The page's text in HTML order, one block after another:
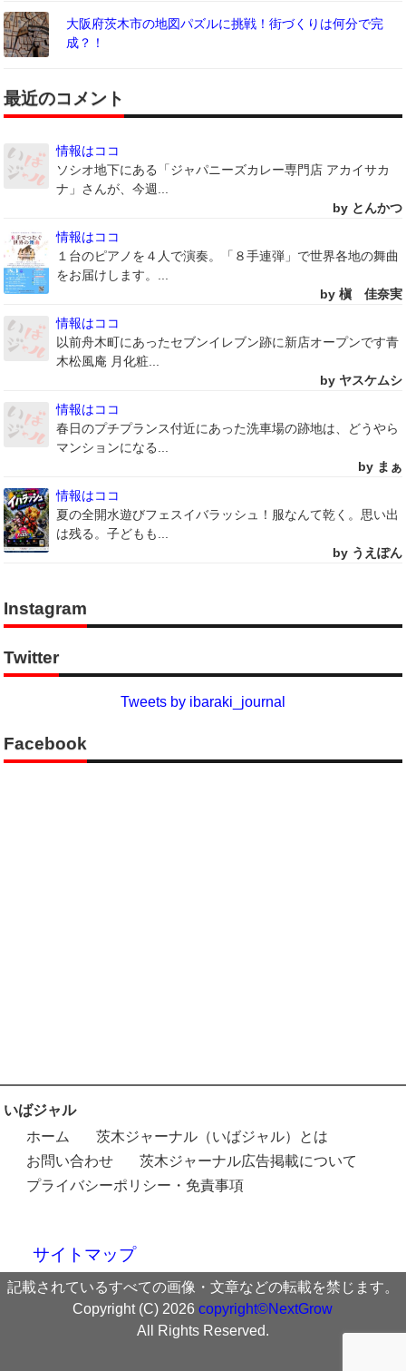
大阪府茨木市の地図パズルに挑戦！街づくりは何分で完
成？！
最近のコメント
情報はココ
ソシオ地下にある「ジャパニーズカレー専門店 アカイサカ
ナ」さんが、今週...
by とんかつ
情報はココ
１台のピアノを４人で演奏。「８手連弾」で世界各地の舞曲
をお届けします。...
by 槇 佳奈実
情報はココ
以前舟木町にあったセブンイレブン跡に新店オープンです青
木松風庵 月化粧...
by ヤスケムシ
情報はココ
春日のプチプランス付近にあった洗車場の跡地は、どうやら
マンションになる...
by まぁ
情報はココ
夏の全開水遊びフェスイバラッシュ！服なんて乾く。思い出
は残る。子どもも...
by うえぽん
Instagram
Twitter
Tweets by ibaraki_journal
Facebook
いばジャル
ホーム
茨木ジャーナル（いばジャル）とは
お問い合わせ
茨木ジャーナル広告掲載について
プライバシーポリシー・免責事項
サイトマップ
記載されているすべての画像・文章などの転載を禁じます。
Copyright (C) 2026copyright©NextGrow
All Rights Reserved.